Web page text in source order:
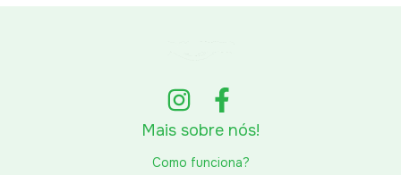
Mais sobre nós!
Como funciona?